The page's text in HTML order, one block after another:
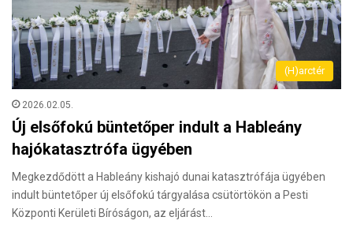
(H)arctér
2026.02.05.
Új elsőfokú büntetőper indult a Hableány
hajókatasztrófa ügyében
Megkezdődött a Hableány kishajó dunai katasztrófája ügyében
indult büntetőper új elsőfokú tárgyalása csütörtökön a Pesti
Központi Kerületi Bíróságon, az eljárást…